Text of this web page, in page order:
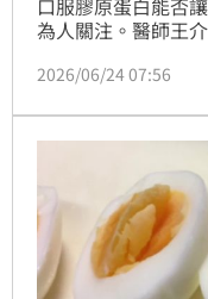
口服膠原蛋白能否
為人關注。醫師王
轉不能當療效」。
充品，也不適合當
2026/06/24 07:56